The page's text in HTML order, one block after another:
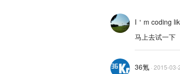
I＇m coding
马上去试一下
36氪 · 2015-03-